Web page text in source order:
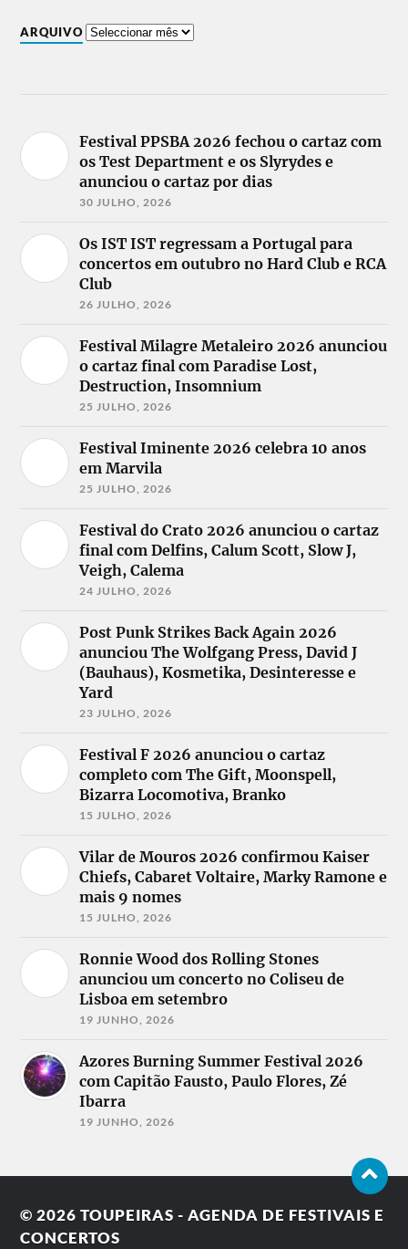
ARQUIVO
Festival PPSBA 2026 fechou o cartaz com
os Test Department e os Slyrydes e
anunciou o cartaz por dias
30 JULHO, 2026
Os IST IST regressam a Portugal para
concertos em outubro no Hard Club e RCA
Club
26 JULHO, 2026
Festival Milagre Metaleiro 2026 anunciou
o cartaz final com Paradise Lost,
Destruction, Insomnium
25 JULHO, 2026
Festival Iminente 2026 celebra 10 anos
em Marvila
25 JULHO, 2026
Festival do Crato 2026 anunciou o cartaz
final com Delfins, Calum Scott, Slow J,
Veigh, Calema
24 JULHO, 2026
Post Punk Strikes Back Again 2026
anunciou The Wolfgang Press, David J
(Bauhaus), Kosmetika, Desinteresse e
Yard
23 JULHO, 2026
Festival F 2026 anunciou o cartaz
completo com The Gift, Moonspell,
Bizarra Locomotiva, Branko
15 JULHO, 2026
Vilar de Mouros 2026 confirmou Kaiser
Chiefs, Cabaret Voltaire, Marky Ramone e
mais 9 nomes
15 JULHO, 2026
Ronnie Wood dos Rolling Stones
anunciou um concerto no Coliseu de
Lisboa em setembro
19 JUNHO, 2026
Azores Burning Summer Festival 2026
com Capitão Fausto, Paulo Flores, Zé
Ibarra
19 JUNHO, 2026
© 2026TOUPEIRAS - AGENDA DE FESTIVAIS E
CONCERTOS